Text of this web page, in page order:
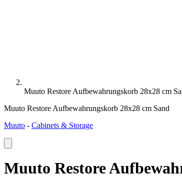
Muuto Restore Aufbewahrungskorb 28x28 cm
Muuto Restore Aufbewahrungskorb 28x28 cm Sand
Muuto - Cabinets & Storage
Muuto Restore